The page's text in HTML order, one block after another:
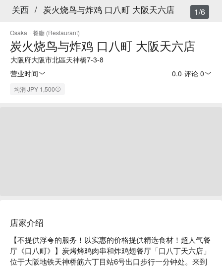
关西 / 炭火烧鸟与炸鸡 口八町 大阪天六店
Osaka · 餐廳 (Restaurant)
炭火烧鸟与炸鸡 口八町 大阪天六店
大阪府大阪市北區天神橋7-3-8
营业时间
0.0 评论 0
均消 JPY 1,500
1/6
店家介绍
【不提供浮夸的服务！以实惠的价格提供精选食材！超人气餐
厅《口八町》】炭烤烤鸡肉串和炸鸡翅餐厅「口八丁天六店」
位于大阪地铁天神桥筋六丁目站6号出口步行一分钟处。来到